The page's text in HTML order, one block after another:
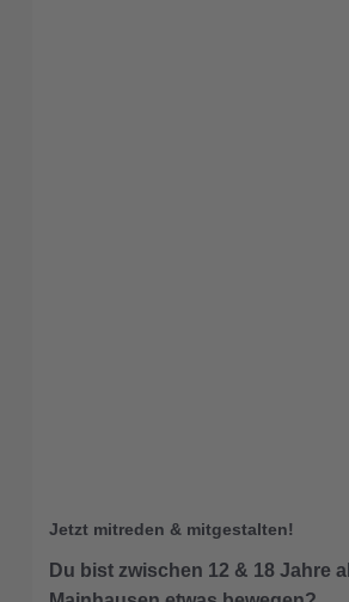
Jetzt mitreden & mitgestalten!
Du bist zwischen 12 & 18 Jahre